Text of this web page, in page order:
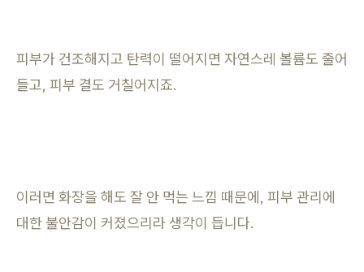
피부가 건조해지고 탄력이 떨어지면 자연스레 볼륨도 줄어
들고, 피부 결도 거칠어지죠.
이러면 화장을 해도 잘 안 먹는 느낌 때문에, 피부 관리에
대한 불안감이 커졌으리라 생각이 듭니다.